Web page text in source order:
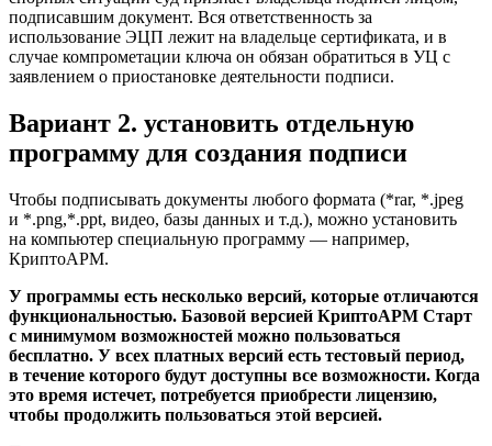
подписавшим документ. Вся ответственность за
использование ЭЦП лежит на владельце сертификата, и в
случае компрометации ключа он обязан обратиться в УЦ с
заявлением о приостановке деятельности подписи.
Вариант 2. установить отдельную
программу для создания подписи
Чтобы подписывать документы любого формата (*rar, *.jpeg
и *.png,*.ppt, видео, базы данных и т.д.), можно установить
на компьютер специальную программу — например,
КриптоАРМ.
У программы есть несколько версий, которые отличаются
функциональностью. Базовой версией КриптоАРМ Старт
с минимумом возможностей можно пользоваться
бесплатно. У всех платных версий есть тестовый период,
в течение которого будут доступны все возможности. Когда
это время истечет, потребуется приобрести лицензию,
чтобы продолжить пользоваться этой версией.